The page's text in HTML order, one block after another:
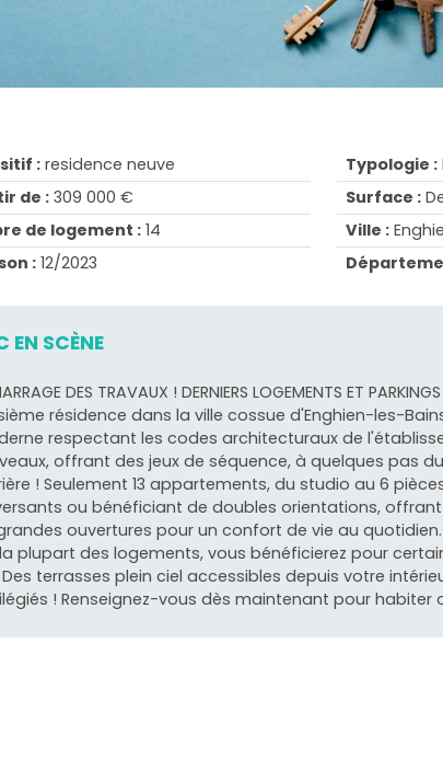
: residence neuve
de : 309 000 €
de logement :14
:12/2023
Typologie :
Surface :
Ville :
EN SCÈNE
DES TRAVAUX ! DERNIERS LOGEMENTS ET
résidence dans la ville cossue d'Enghien-les-
respectant les codes architecturaux de
offrant des jeux de séquence, à quelques pas
! Seulement 13 appartements, du studio au 6
ou bénéficiant de doubles orientations,
ouvertures pour un confort de vie au
plupart des logements, vous bénéficierez pour
terrasses plein ciel accessibles depuis votre
! Renseignez-vous dès maintenant pour habiter